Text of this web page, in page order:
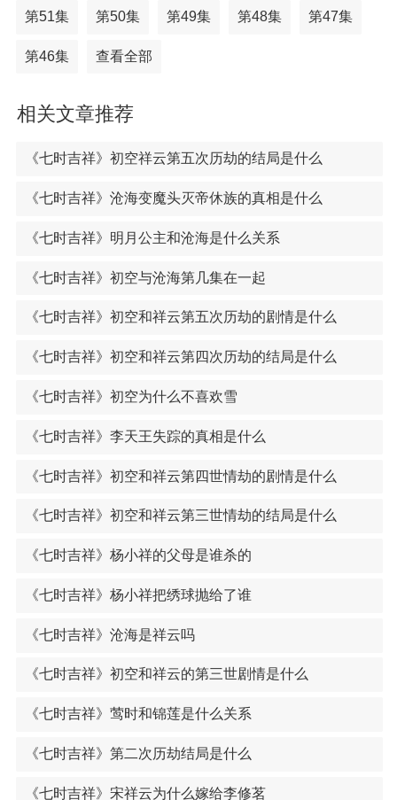
第51集 第50集 第49集 第48集 第47集
第46集 查看全部
相关文章推荐
《七时吉祥》初空祥云第五次历劫的结局是什么
《七时吉祥》沧海变魔头灭帝休族的真相是什么
《七时吉祥》明月公主和沧海是什么关系
《七时吉祥》初空与沧海第几集在一起
《七时吉祥》初空和祥云第五次历劫的剧情是什么
《七时吉祥》初空和祥云第四次历劫的结局是什么
《七时吉祥》初空为什么不喜欢雪
《七时吉祥》李天王失踪的真相是什么
《七时吉祥》初空和祥云第四世情劫的剧情是什么
《七时吉祥》初空和祥云第三世情劫的结局是什么
《七时吉祥》杨小祥的父母是谁杀的
《七时吉祥》杨小祥把绣球抛给了谁
《七时吉祥》沧海是祥云吗
《七时吉祥》初空和祥云的第三世剧情是什么
《七时吉祥》莺时和锦莲是什么关系
《七时吉祥》第二次历劫结局是什么
《七时吉祥》宋祥云为什么嫁给李修茗